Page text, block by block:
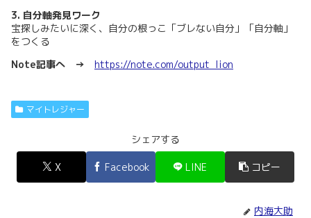
3. 自分軸発見ワーク
宝探しみたいに深く、自分の根っこ「ブレない自分」「自分軸」
をつくる
Note記事へ →
https://note.com/output_lion
マイトレジャー
シェアする
X Facebook LINE コピー
内海大助